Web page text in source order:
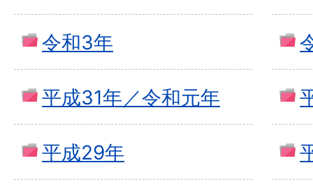
令和3年
平成31年／令和元年
平成29年